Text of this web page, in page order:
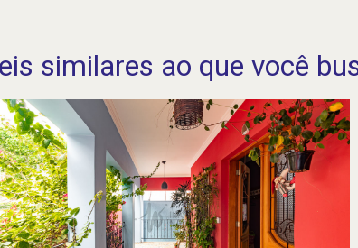
similares ao que você